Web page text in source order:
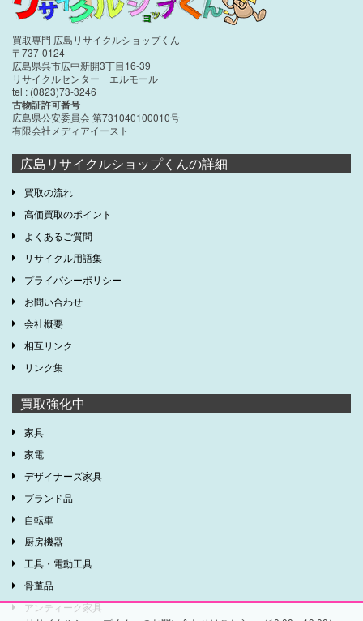
買取専門 広島リサイクルショップくん
〒737-0124
広島県呉市広中新開3丁目16-39
リサイクルセンター エルモール
tel : (0823)73-3246
古物証許可番号
広島県公安委員会 第731040100010号
有限会社メディアイースト
広島リサイクルショップくんの詳細
買取の流れ
高価買取のポイント
よくあるご質問
リサイクル用語集
プライバシーポリシー
お問い合わせ
会社概要
相互リンク
リンク集
買取強化中
家具
家電
デザイナーズ家具
ブランド品
自転車
厨房機器
工具・電動工具
骨董品
アンティーク家具